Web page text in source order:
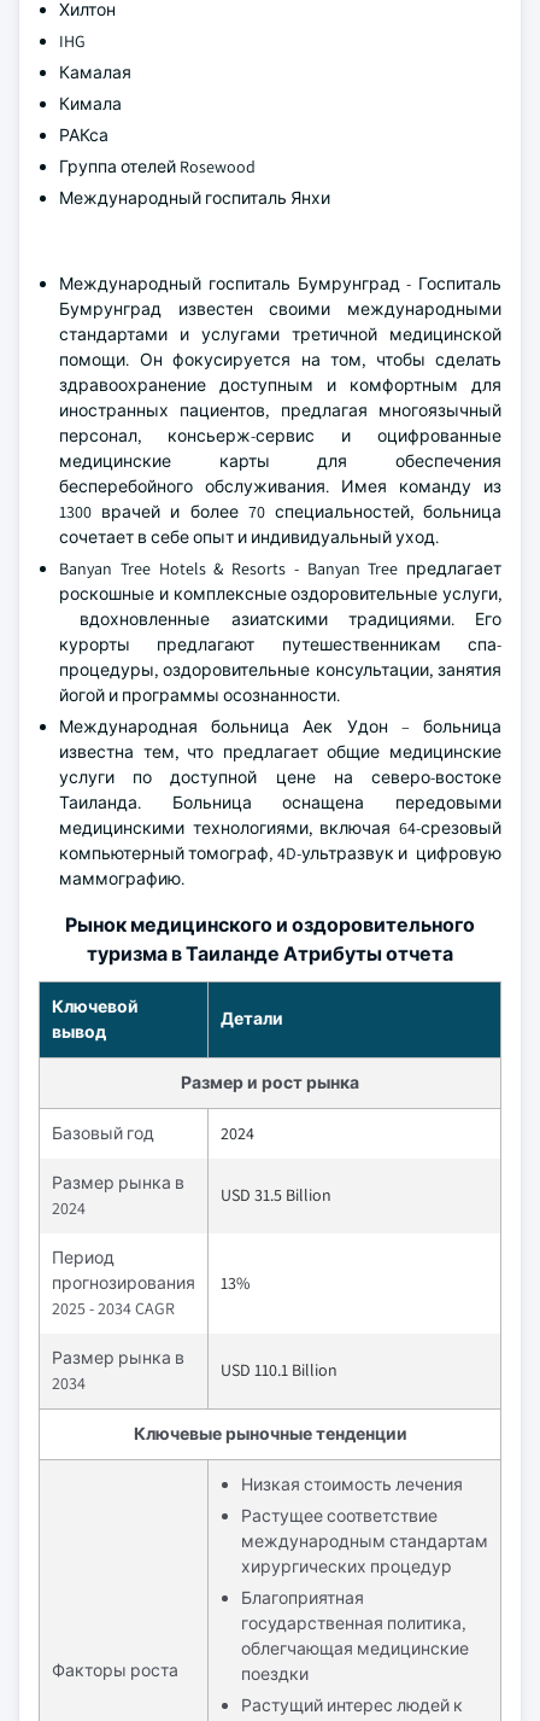
Хилтон
IHG
Камалая
Кимала
РАКса
Группа отелей Rosewood
Международный госпиталь Янхи
Международный госпиталь Бумрунград - Госпиталь
Бумрунград известен своими международными
стандартами и услугами третичной медицинской
помощи. Он фокусируется на том, чтобы сделать
здравоохранение доступным и комфортным для
иностранных пациентов, предлагая многоязычный
персонал, консьерж-сервис и оцифрованные
медицинские карты для обеспечения
бесперебойного обслуживания. Имея команду из
1300 врачей и более 70 специальностей, больница
сочетает в себе опыт и индивидуальный уход.
Banyan Tree Hotels & Resorts - Banyan Tree предлагает
роскошные и комплексные оздоровительные услуги,
вдохновленные азиатскими традициями. Его
курорты предлагают путешественникам спа-
процедуры, оздоровительные консультации, занятия
йогой и программы осознанности.
Международная больница Аек Удон – больница
известна тем, что предлагает общие медицинские
услуги по доступной цене на северо-востоке
Таиланда. Больница оснащена передовыми
медицинскими технологиями, включая 64-срезовый
компьютерный томограф, 4D-ультразвук и цифровую
маммографию.
Рынок медицинского и оздоровительного
туризма в Таиланде Атрибуты отчета
Ключевой
вывод
Детали
Размер и рост рынка
Базовый год 2024
Размер рынка в
2024
USD 31.5 Billion
Период
прогнозирования
2025 - 2034 CAGR
13%
Размер рынка в
2034
USD 110.1 Billion
Ключевые рыночные тенденции
Факторы роста
Низкая стоимость лечения
Растущее соответствие
международным стандартам
хирургических процедур
Благоприятная
государственная политика,
облегчающая медицинские
поездки
Растущий интерес людей к